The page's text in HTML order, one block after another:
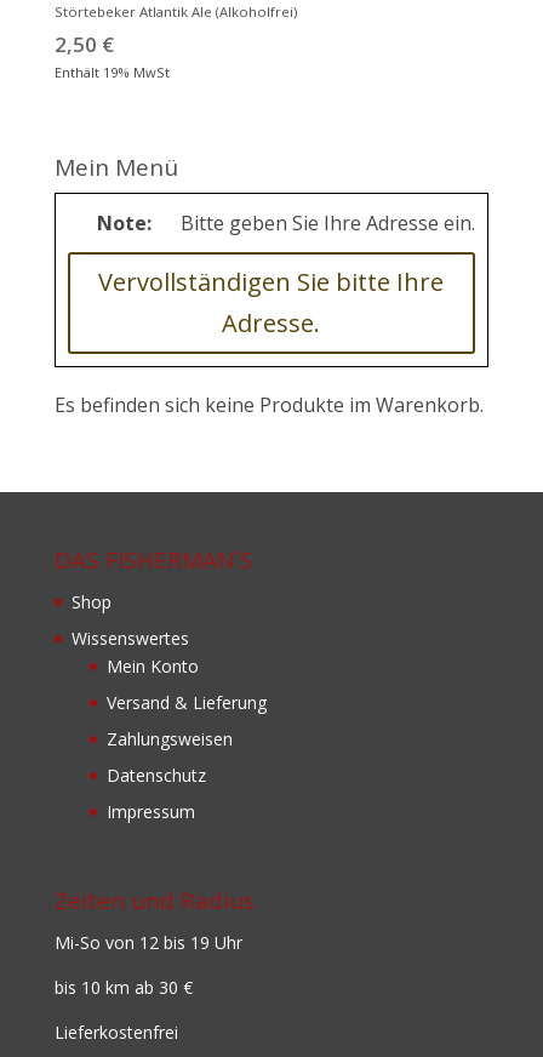
Störtebeker Atlantik Ale (Alkoholfrei)
2,50 €
Enthält 19% MwSt
Mein Menü
Note: Bitte geben Sie Ihre Adresse ein.
Vervollständigen Sie bitte Ihre
Adresse.
Es befinden sich keine Produkte im Warenkorb.
DAS FISHERMAN´S
Shop
Wissenswertes
Mein Konto
Versand & Lieferung
Zahlungsweisen
Datenschutz
Impressum
Zeiten und Radius
Mi-So von 12 bis 19 Uhr
bis 10 km ab 30 €
Lieferkostenfrei